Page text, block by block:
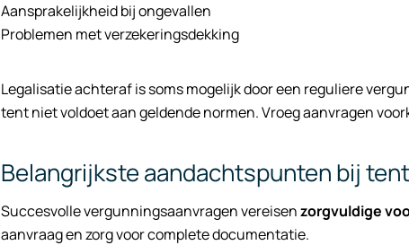
Aansprakelijkheid bij ongevallen
Problemen met verzekeringsdekking
Legalisatie achteraf is soms mogelijk door een reguliere
tent niet voldoet aan geldende normen. Vroeg aanvragen
Belangrijkste aandachtspunten bij
Succesvolle vergunningsaanvragen vereisenzorgvuldige
aanvraag en zorg voor complete documentatie.